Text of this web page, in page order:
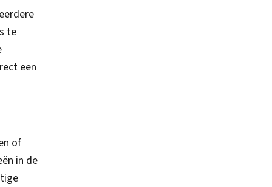
te
een
of
in de